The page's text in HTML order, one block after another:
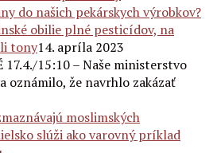
do našich pekárskych výrobkov?
obilie plné pesticídov, na
tony14. apríla 2023
17.4./15:10 – Naše ministerstvo
oznámilo, že navrhlo zakázať